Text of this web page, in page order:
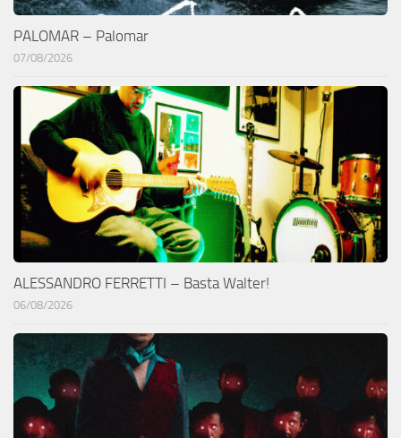
PALOMAR – Palomar
07/08/2026
ALESSANDRO FERRETTI – Basta Walter!
06/08/2026